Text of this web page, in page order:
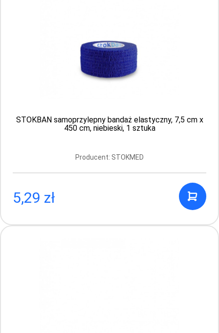
STOKBAN samoprzylepny bandaż elastyczny, 7,5 cm x
450 cm, niebieski, 1 sztuka
Producent: STOKMED
5,29 zł